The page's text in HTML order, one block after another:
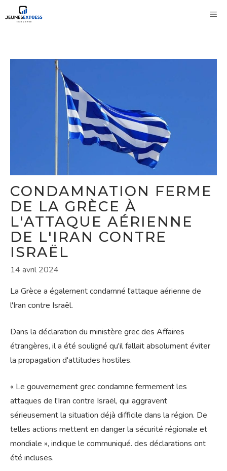
au
CONDAMNATION FERME
DE LA GRÈCE À
L'ATTAQUE AÉRIENNE
DE L'IRAN CONTRE
ISRAËL
14 avril 2024
La Grèce a également condamné l'attaque aérienne de
l'Iran contre Israël.
Dans la déclaration du ministère grec des Affaires
étrangères, il a été souligné qu'il fallait absolument éviter
la propagation d'attitudes hostiles.
« Le gouvernement grec condamne fermement les
attaques de l'Iran contre Israël, qui aggravent
sérieusement la situation déjà difficile dans la région. De
telles actions mettent en danger la sécurité régionale et
mondiale », indique le communiqué. des déclarations ont
été incluses.